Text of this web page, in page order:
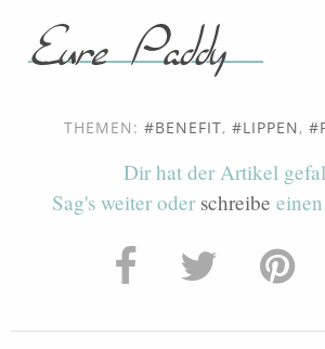
THEMEN: BENEFIT, LIPPEN,
Dir hat der Artikel
Sag's weiter oder schreibe